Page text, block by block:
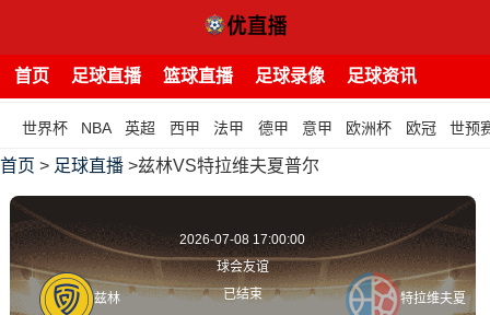
首页 足球直播 篮球直播 足球录像 足球资讯
世界杯 NBA 英超 西甲 法甲 德甲 意甲 欧洲杯 欧冠 世预
首页 > 足球直播 >兹林VS特拉维夫夏普尔
兹林
2026-07-08 17:00:00
球会友谊
已结束
特拉维夫夏